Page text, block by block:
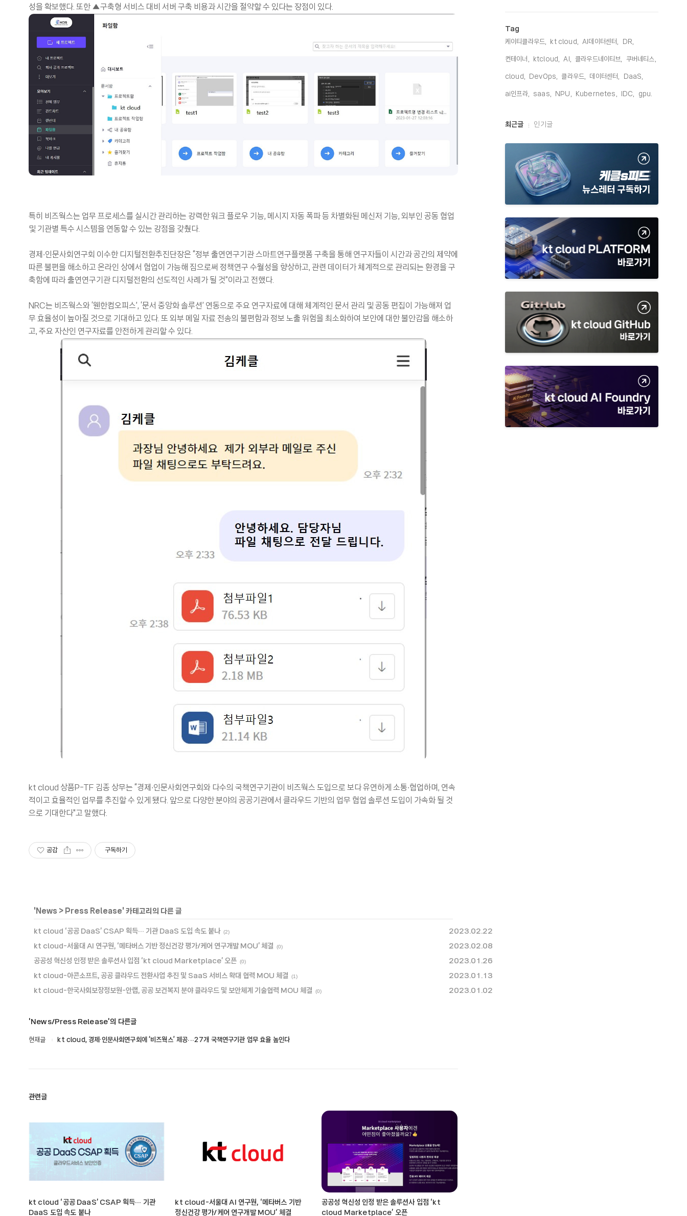
성을 확보했다. 또한 ▲구축형 서비스 대비 서버 구축 비용과 시간을 절약할 수 있다는 장점이 있다.
특히 비즈웍스는 업무 프로세스를 실시간 관리하는 강력한 워크 플로우 기능, 메시지 자동 폭파 등 차별화된 메신저 기능, 외부인 공동 협업
및 기관별 특수 시스템을 연동할 수 있는 강점을 갖췄다.
경제∙인문사회연구회 이수한 디지털전환추진단장은 “정부 출연연구기관 스마트연구플랫폼 구축을 통해 연구자들이 시간과 공간의 제약에
따른 불편을 해소하고 온라인 상에서 협업이 가능해 짐으로써 정책연구 수월성을 향상하고, 관련 데이터가 체계적으로 관리되는 환경을 구
축함에 따라 출연연구기관 디지털전환의 선도적인 사례가 될 것”이라고 전했다.
NRC는 비즈웍스와 ‘웬한컴오피스’, ‘문서 중앙화 솔루션’ 연동으로 주요 연구자료에 대해 체계적인 문서 관리 및 공동 편집이 가능해져 업
무 효율성이 높아질 것으로 기대하고 있다. 또 외부 메일 자료 전송의 불편함과 정보 노출 위험을 최소화하여 보안에 대한 불안감을 해소하
고, 주요 자산인 연구자료를 안전하게 관리할 수 있다.
kt cloud 상품P-TF 김종 상무는 “경제∙인문사회연구회와 다수의 국책연구기관이 비즈웍스 도입으로 보다 유연하게 소통∙협업하며, 연속
적이고 효율적인 업무를 추진할 수 있게 됐다. 앞으로 다양한 분야의 공공기관에서 클라우드 기반의 업무 협업 솔루션 도입이 가속화 될 것
으로 기대한다"고 말했다.
공감 구독하기
' News > Press Release' 카테고리의 다른 글
kt cloud ‘공공 DaaS’ CSAP 획득∙∙∙ 기관 DaaS 도입 속도 붙나 (2)
2023.02.22
kt cloud-서울대 AI 연구원, ‘메타버스 기반 정신건강 평가/케어 연구개발 MOU’ 체결
(0)
2023.02.08
공공성 혁신성 인정 받은 솔루션사 입점 ‘kt cloud Marketplace’ 오픈 (0)
2023.01.26
kt cloud-아콘소프트, 공공 클라우드 전환사업 추진 및 SaaS 서비스 확대 협력 MOU 체결
(1)
2023.01.13
kt cloud-한국사회보장정보원-안랩, 공공 보건복지 분야 클라우드 및 보안체계 기술협력 MOU 체결
(0) 2023.01.02
'News/Press Release'의 다른글
현재글 kt cloud, 경제·인문사회연구회에 ‘비즈웍스’ 제공∙∙∙27개 국책연구기관 업무 효율 높인다
관련글
kt cloud ‘공공 DaaS’ CSAP 획득∙∙∙ 기관
DaaS 도입 속도 붙나
kt cloud-서울대 AI 연구원, ‘메타버스 기반
정신건강 평가/케어 연구개발 MOU’ 체결
공공성 혁신성 인정 받은 솔루션사 입점 ‘kt
cloud Marketplace’ 오픈
Tag
케이티클라우드, kt cloud, AI데이터센터, DR,
컨테이너, ktcloud, AI, 클라우드네이티브, 쿠버네티스,
cloud, DevOps, 클라우드, 데이터센터, DaaS,
ai인프라, saas, NPU, Kubernetes, IDC, gpu,
최
최근글 인기글